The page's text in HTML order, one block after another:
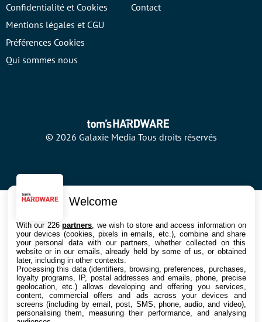
Confidentialité et Cookies
Mentions légales et CGU
Préférences Cookies
Qui sommes nous
Contact
© 2026 Galaxie Media Tous droits réservés
Welcome
With our 226partners , we wish to store and access information on
your devices (cookies, pixels in emails, etc.), combine and share
your personal data with our partners, whether collected on this
website or in our emails, already held by some of us, or obtained
later, including in other contexts.
Processing this data (identifiers, browsing, preferences, purchases,
loyalty programs, IP, postal addresses and emails, phone, precise
geolocation, etc.) allows developing and offering you services,
content, commercial offers and ads across your devices and
screens (including by email, post, SMS, phone, audio, and video),
personalising them, measuring their performance, and analysing